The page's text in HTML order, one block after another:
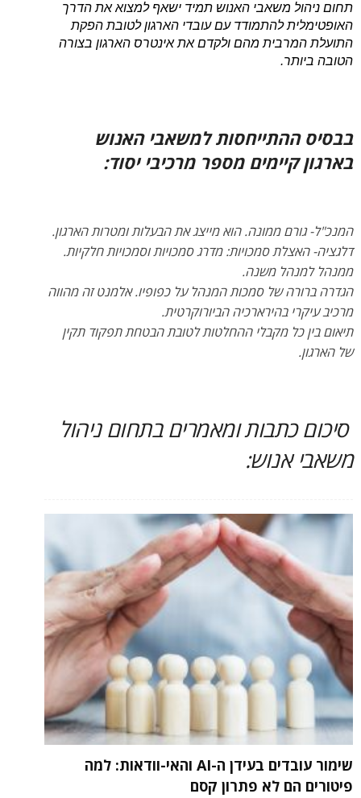
תחום ניהול משאבי האנוש תמיד ישאף למצוא את הדרך
האופטימלית להתמודד עם עובדי הארגון לטובת הפקת
התועלת המרבית מהם ולקדם את אינטרס הארגון בצורה
הטובה ביותר.
בבסיס ההתייחסות למשאבי האנוש
בארגון קיימים מספר מרכיבי יסוד:
המנכ"ל- גורם ממונה. הוא מייצג את הבעלות ומטרות הארגון.
דלגציה- האצלת סמכויות: מדרג סמכויות וסמכויות חלקיות.
ממנהל למנהל משנה.
הגדרה ברורה של סמכות המנהל על כפופיו. אלמנט זה מהווה
מרכיב עיקרי בהירארכיה הביורוקרטית.
תיאום בין כל מקבלי ההחלטות לטובת הבטחת תפקוד תקין
של הארגון.
סיכום כתבות ומאמרים בתחום ניהול
משאבי אנוש:
שימור עובדים בעידן ה-AI והאי-וודאות: למה
פיטורים הם לא פתרון קסם